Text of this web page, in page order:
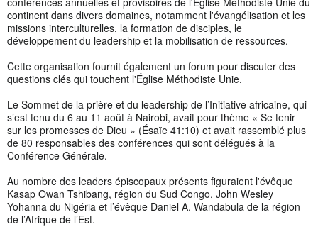
continent dans divers domaines, notamment l'évangélisation et les
missions interculturelles, la formation de disciples, le
développement du leadership et la mobilisation de ressources.
Cette organisation fournit également un forum pour discuter des
questions clés qui touchent l'Église Méthodiste Unie.
Le Sommet de la prière et du leadership de l’Initiative africaine, qui
s’est tenu du 6 au 11 août à Nairobi, avait pour thème « Se tenir
sur les promesses de Dieu » (Ésaïe 41:10) et avait rassemblé plus
de 80 responsables des conférences qui sont délégués à la
Conférence Générale.
Au nombre des leaders épiscopaux présents figuraient l'évêque
Kasap Owan Tshibang, région du Sud Congo, John Wesley
Yohanna du Nigéria et l’évêque Daniel A. Wandabula de la région
de l’Afrique de l’Est.